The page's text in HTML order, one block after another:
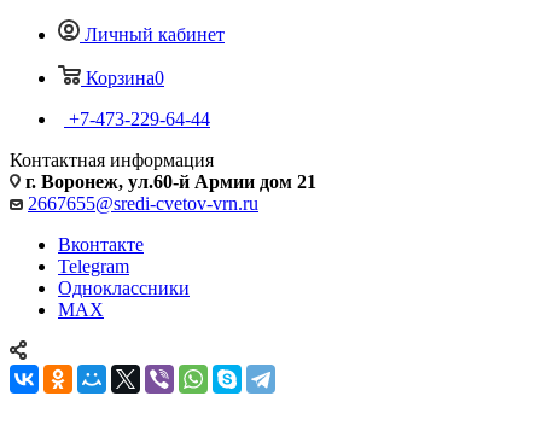
Личный кабинет
Корзина0
+7-473-229-64-44
Контактная информация
г. Воронеж, ул.60-й Армии дом 21
2667655@sredi-cvetov-vrn.ru
Вконтакте
Telegram
Одноклассники
MAX